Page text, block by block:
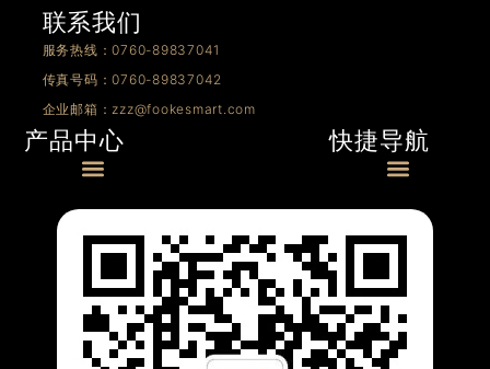
联系我们
服务热线：0760-89837041
传真号码：0760-89837042
企业邮箱：zzz@fookesmart.com
产品中心
Menu
快捷导航
Menu